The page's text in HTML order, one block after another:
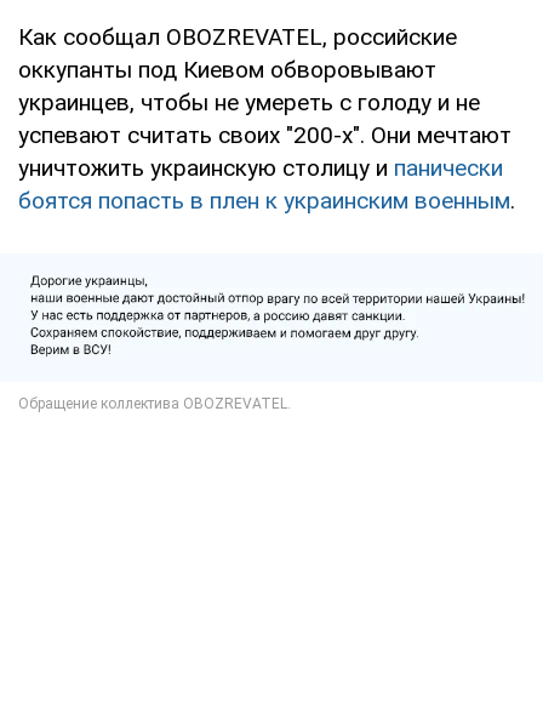
Как сообщал OBOZREVATEL, российские
оккупанты под Киевом обворовывают
украинцев, чтобы не умереть с голоду и не
успевают считать своих "200-х". Они мечтают
уничтожить украинскую столицу и панически
боятся попасть в плен к украинским военным.